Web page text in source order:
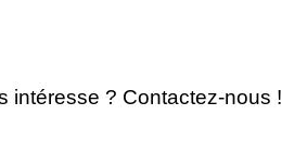
intéresse ? Contactez-nous !